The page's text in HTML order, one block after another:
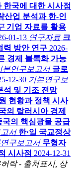
국에 대한 시사점
산업 분석과 한-인
기업 자료를 활용
01-13 연구자료 크
력 방안 연구 2026-
경제 블록화 가능
본연구보고서 글로
12-30 기본연구보
석 및 기조 전망
현황과 정책 시사
의 탈러시아 경제
국의 핵심광물 공급
서 한·일 국교정상
구보고서 무형자
시사점 2024-12-31